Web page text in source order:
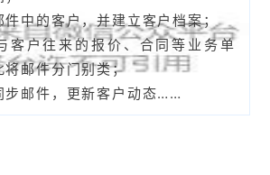
件中的客户，并建立客户档案；
客户往来的报价、合同等业务单
将邮件分门别类；
步邮件，更新客户动态……